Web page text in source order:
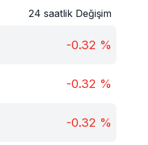
24 saatlik Değişim
-0.32 %
-0.32 %
-0.32 %